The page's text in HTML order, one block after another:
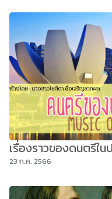
เรื่องราวของดนตรีใน
23 ก.ค. 2566